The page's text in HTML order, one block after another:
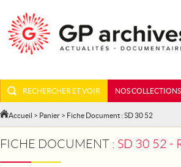
RECHERCHER ET VOIR NOS COLLECTIONS
Accueil > Panier > Fiche Document : SD 30 52
FICHE DOCUMENT : SD 30 52 -